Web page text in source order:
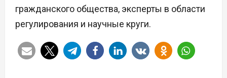
гражданского общества, эксперты в области
регулирования и научные круги.